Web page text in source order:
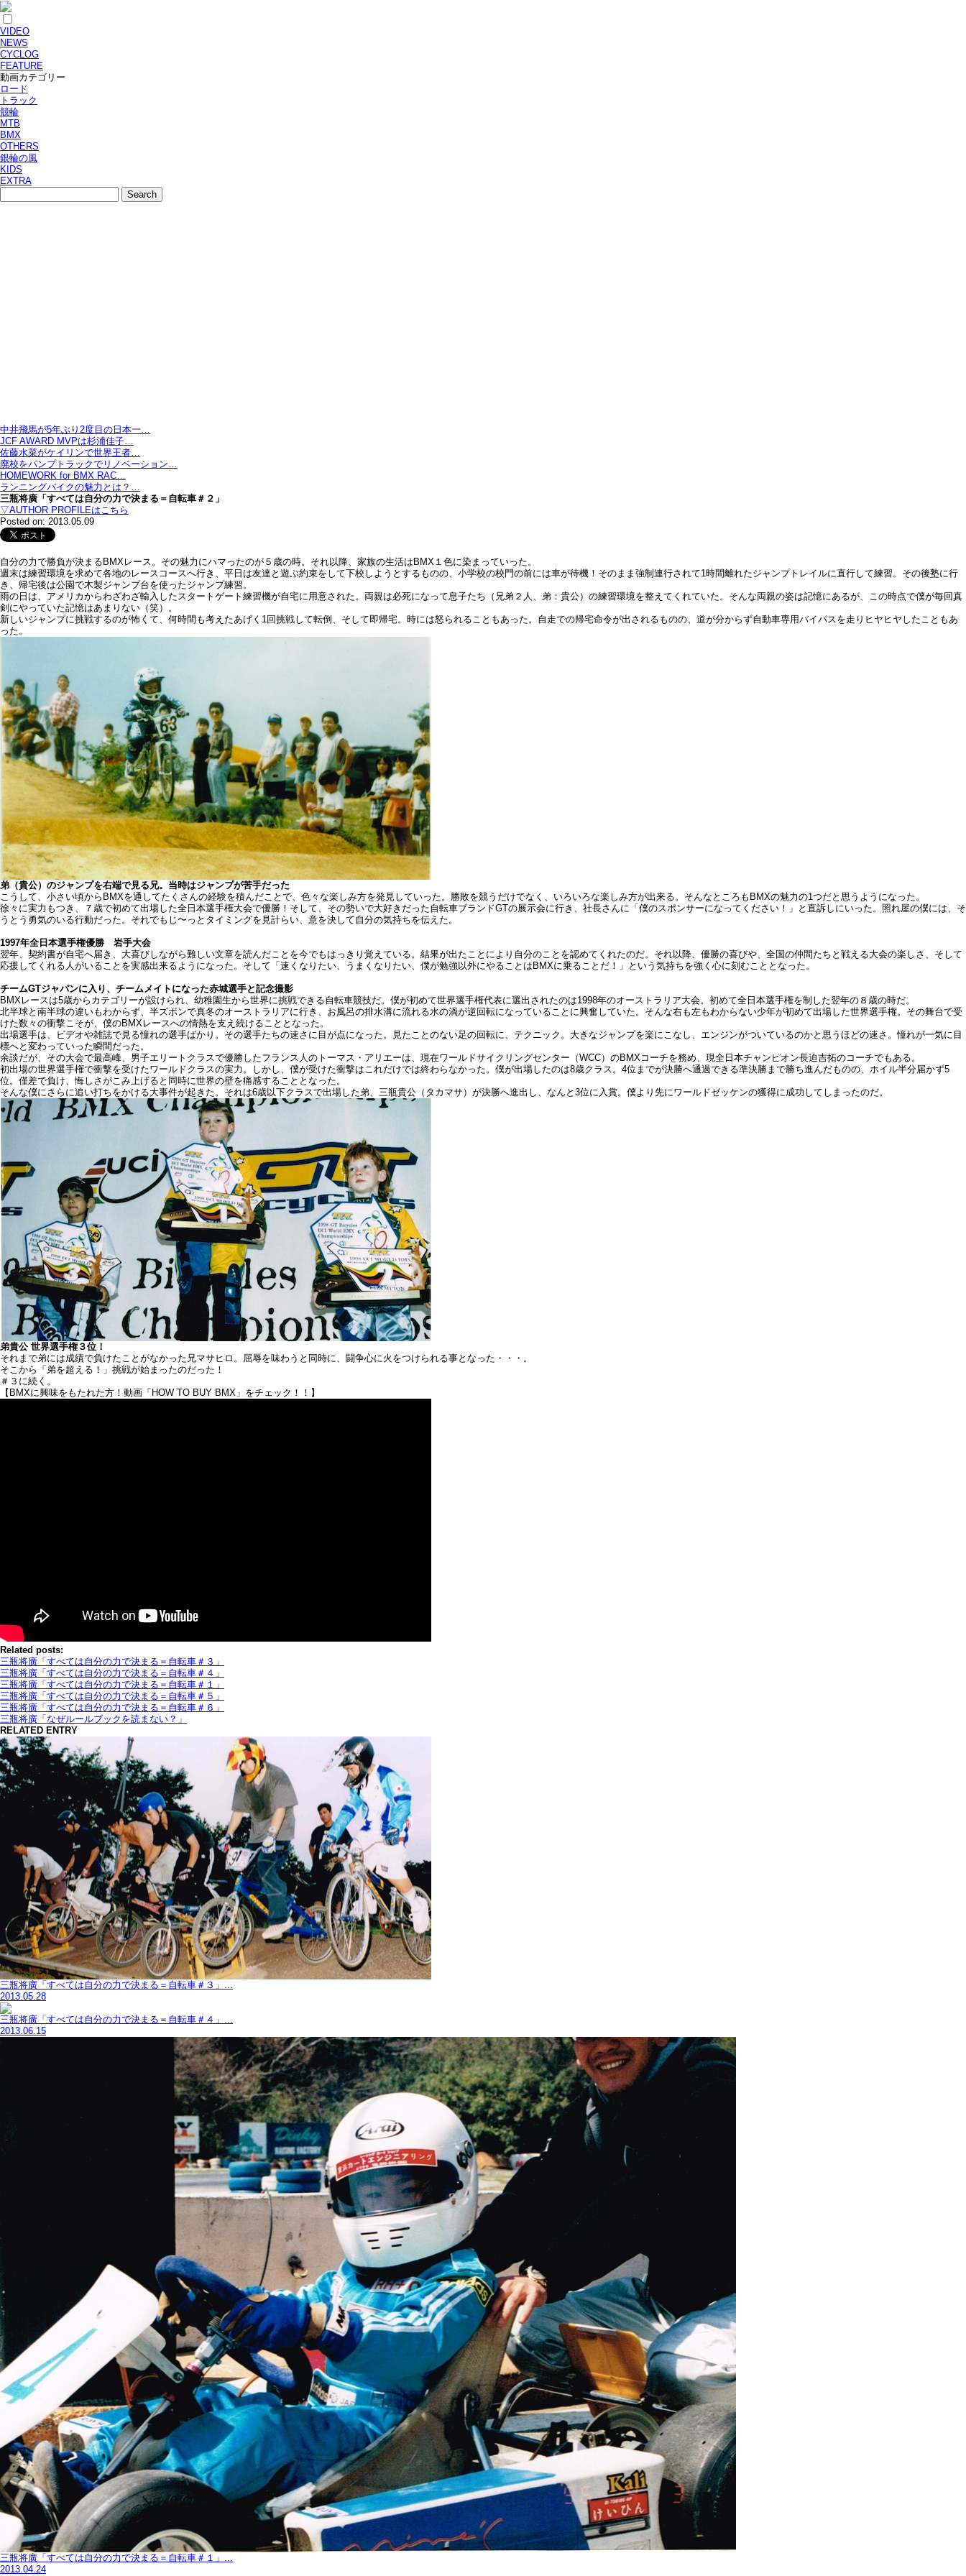
VIDEO
NEWS
CYCLOG
FEATURE
動画カテゴリー
ロード
トラック
競輪
MTB
BMX
OTHERS
銀輪の風
KIDS
EXTRA
中井飛馬が5年ぶり2度目の日本一…
JCF AWARD MVPは杉浦佳子…
佐藤水菜がケイリンで世界王者…
廃校をパンプトラックでリノベーション…
HOMEWORK for BMX RAC…
ランニングバイクの魅力とは？…
三瓶将廣「すべては自分の力で決まる＝自転車＃２」
▽AUTHOR PROFILEはこちら
Posted on: 2013.05.09
自分の力で勝負が決まるBMXレース。その魅力にハマったのが５歳の時。それ以降、家族の生活はBMX１色に染まっていった。
週末は練習環境を求めて各地のレースコースへ行き、平日は友達と遊ぶ約束をして下校しようとするものの、小学校の校門の前には車が待機！そのまま強制連行されて1時間離れたジャンプトレイルに直行して練習。その後塾に行
き、帰宅後は公園で木製ジャンプ台を使ったジャンプ練習。
雨の日は、アメリカからわざわざ輸入したスタートゲート練習機が自宅に用意された。両親は必死になって息子たち（兄弟２人、弟：貴公）の練習環境を整えてくれていた。そんな両親の姿は記憶にあるが、この時点で僕が毎回真
剣にやっていた記憶はあまりない（笑）。
新しいジャンプに挑戦するのが怖くて、何時間も考えたあげく1回挑戦して転倒、そして即帰宅。時には怒られることもあった。自走での帰宅命令が出されるものの、道が分からず自動車専用バイパスを走りヒヤヒヤしたこともあ
った。
弟（貴公）のジャンプを右端で見る兄。当時はジャンプが苦手だった
こうして、小さい頃からBMXを通してたくさんの経験を積んだことで、色々な楽しみ方を発見していった。勝敗を競うだけでなく、いろいろな楽しみ方が出来る。そんなところもBMXの魅力の1つだと思うようになった。
徐々に実力もつき、７歳で初めて出場した全日本選手権大会で優勝！そして、その勢いで大好きだった自転車ブランドGTの展示会に行き、社長さんに「僕のスポンサーになってください！」と直訴しにいった。照れ屋の僕には、そ
うとう勇気のいる行動だった。それでもじ〜っとタイミングを見計らい、意を決して自分の気持ちを伝えた。
1997年全日本選手権優勝 岩手大会
翌年、契約書が自宅へ届き、大喜びしながら難しい文章を読んだことを今でもはっきり覚えている。結果が出たことにより自分のことを認めてくれたのだ。それ以降、優勝の喜びや、全国の仲間たちと戦える大会の楽しさ、そして
応援してくれる人がいることを実感出来るようになった。そして「速くなりたい、うまくなりたい、僕が勉強以外にやることはBMXに乗ることだ！」という気持ちを強く心に刻むこととなった。
チームGTジャパンに入り、チームメイトになった赤城選手と記念撮影
BMXレースは5歳からカテゴリーが設けられ、幼稚園生から世界に挑戦できる自転車競技だ。僕が初めて世界選手権代表に選出されたのは1998年のオーストラリア大会。初めて全日本選手権を制した翌年の８歳の時だ。
北半球と南半球の違いもわからず、半ズボンで真冬のオーストラリアに行き、お風呂の排水溝に流れる水の渦が逆回転になっていることに興奮していた。そんな右も左もわからない少年が初めて出場した世界選手権。その舞台で受
けた数々の衝撃こそが、僕のBMXレースへの情熱を支え続けることとなった。
出場選手は、ビデオや雑誌で見る憧れの選手ばかり。その選手たちの速さに目が点になった。見たことのない足の回転に、テクニック。大きなジャンプを楽にこなし、エンジンがついているのかと思うほどの速さ。憧れが一気に目
標へと変わっていった瞬間だった。
余談だが、その大会で最高峰、男子エリートクラスで優勝したフランス人のトーマス・アリエーは、現在ワールドサイクリングセンター（WCC）のBMXコーチを務め、現全日本チャンピオン長迫吉拓のコーチでもある。
初出場の世界選手権で衝撃を受けたワールドクラスの実力。しかし、僕が受けた衝撃はこれだけでは終わらなかった。僕が出場したのは8歳クラス。4位までが決勝へ通過できる準決勝まで勝ち進んだものの、ホイル半分届かず5
位。僅差で負け、悔しさがこみ上げると同時に世界の壁を痛感することとなった。
そんな僕にさらに追い打ちをかける大事件が起きた。それは6歳以下クラスで出場した弟、三瓶貴公（タカマサ）が決勝へ進出し、なんと3位に入賞。僕より先にワールドゼッケンの獲得に成功してしまったのだ。
弟貴公 世界選手権３位！
それまで弟には成績で負けたことがなかった兄マサヒロ。屈辱を味わうと同時に、闘争心に火をつけられる事となった・・・。
そこから「弟を超える！」挑戦が始まったのだった！
＃３に続く。
【BMXに興味をもたれた方！動画「HOW TO BUY BMX」をチェック！！】
Related posts:
三瓶将廣「すべては自分の力で決まる＝自転車＃３」
三瓶将廣「すべては自分の力で決まる＝自転車＃４」
三瓶将廣「すべては自分の力で決まる＝自転車＃１」
三瓶将廣「すべては自分の力で決まる＝自転車＃５」
三瓶将廣「すべては自分の力で決まる＝自転車＃６」
三瓶将廣「なぜルールブックを読まない？」
RELATED ENTRY
三瓶将廣「すべては自分の力で決まる＝自転車＃３」...
2013.05.28
三瓶将廣「すべては自分の力で決まる＝自転車＃４」...
2013.06.15
三瓶将廣「すべては自分の力で決まる＝自転車＃１」...
2013.04.24